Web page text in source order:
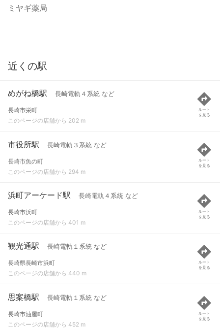
ミヤギ薬局
近くの駅
めがね橋駅 長崎電軌４系統 など
長崎市栄町
このページの店舗から 202 m
ルート
を見る
市役所駅 長崎電軌３系統 など
長崎市魚の町
このページの店舗から 294 m
ルート
を見る
浜町アーケード駅 長崎電軌４系統 など
長崎市浜町
このページの店舗から 401 m
ルート
を見る
観光通駅 長崎電軌１系統 など
長崎県長崎市浜町
このページの店舗から 440 m
ルート
を見る
思案橋駅 長崎電軌１系統 など
長崎市油屋町
このページの店舗から 452 m
ルート
を見る